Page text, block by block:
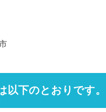
以下のとおりです。